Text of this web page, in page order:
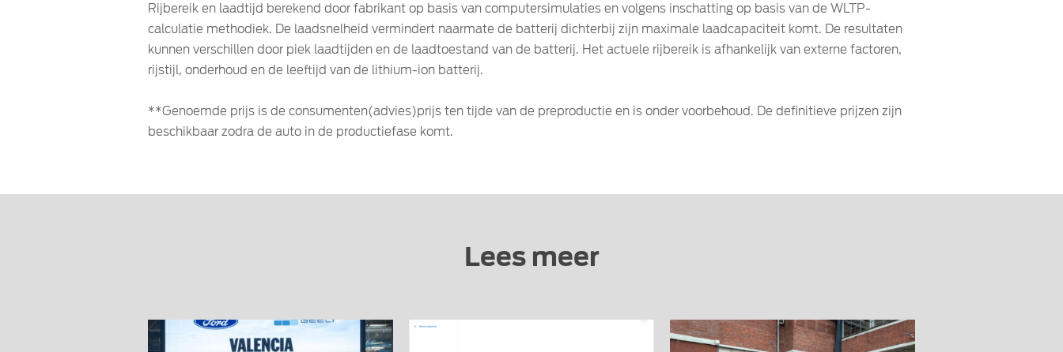
Rijbereik en laadtijd berekend door fabrikant op basis van computersimulaties en volgens inschatting op basis van de WLTP-
calculatie methodiek. De laadsnelheid vermindert naarmate de batterij dichterbij zijn maximale laadcapaciteit komt. De resultaten
kunnen verschillen door piek laadtijden en de laadtoestand van de batterij. Het actuele rijbereik is afhankelijk van externe factoren,
rijstijl, onderhoud en de leeftijd van de lithium-ion batterij.
**Genoemde prijs is de consumenten(advies)prijs ten tijde van de preproductie en is onder voorbehoud. De definitieve prijzen zijn
beschikbaar zodra de auto in de productiefase komt.
Lees meer